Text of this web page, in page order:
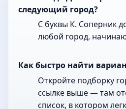
следующий город?
С буквы К. Соперник
любой город,
Как быстро найти
Откройте подборку
ссылке выше — там
список, в котором